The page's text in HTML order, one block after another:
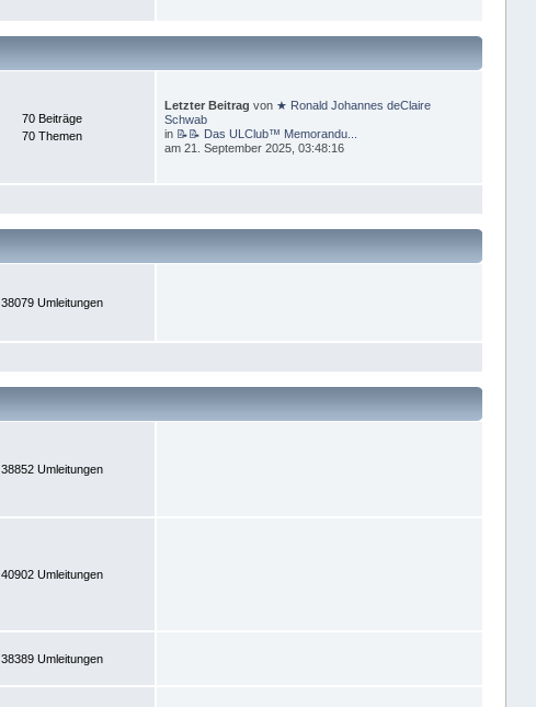
70 Beiträge
70 Themen
Letzter Beitrag von ★ Ronald Johannes deClaire
Schwab
in 📝📝 Das ULClub™ Memorandu...
am 21. September 2025, 03:48:16
38079 Umleitungen
38852 Umleitungen
40902 Umleitungen
38389 Umleitungen